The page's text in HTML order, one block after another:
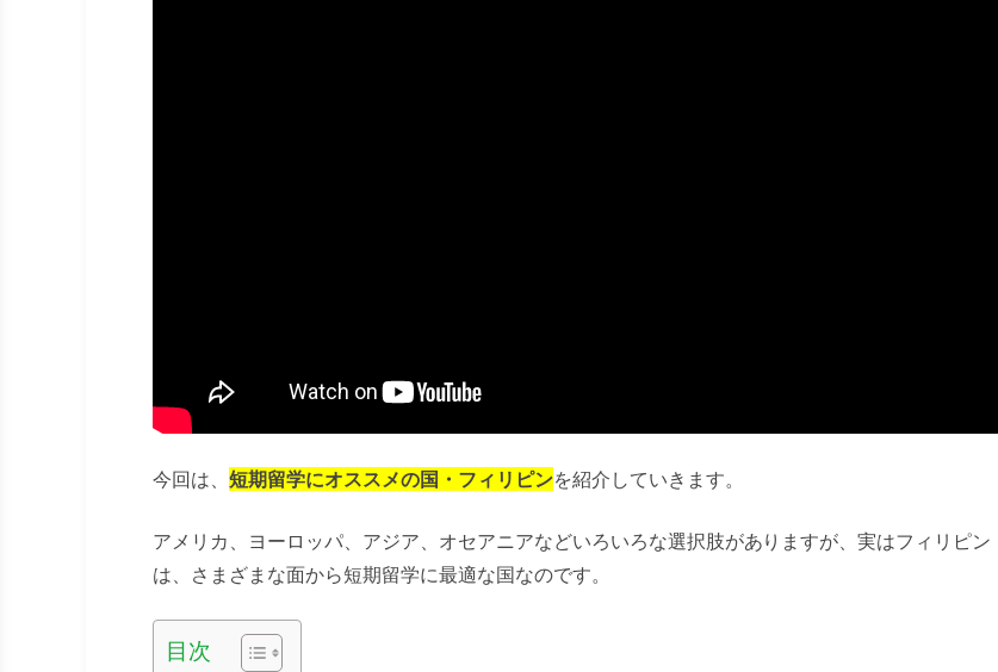
今回は、 短期留学にオススメの国・フィリピンを紹介していきます。
アメリカ、ヨーロッパ、アジア、オセアニアなどいろいろな選択肢がありますが、実はフィリピン
は、さまざまな面から短期留学に最適な国なのです。
目次